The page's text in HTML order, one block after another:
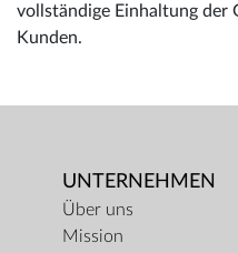
vollständige Einhaltung der
Kunden.
UNTERNEHMEN
Über uns
Mission